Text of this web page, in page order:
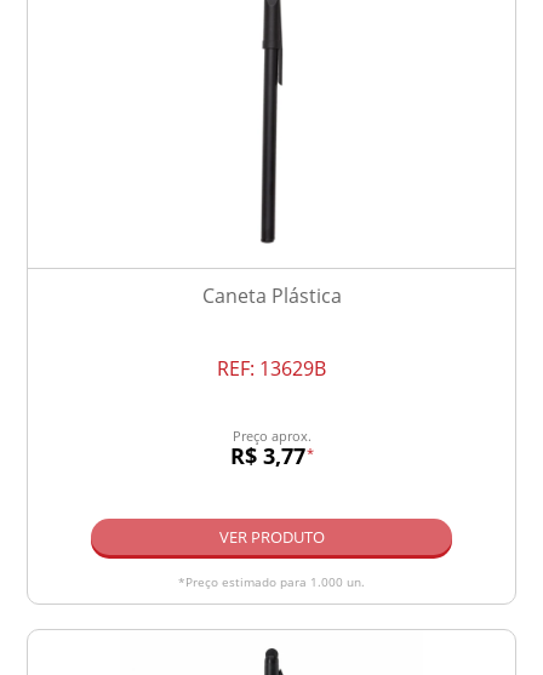
Caneta Plástica
REF: 13629B
Preço aprox.
R$ 3,77*
VER PRODUTO
*Preço estimado para 1.000 un.